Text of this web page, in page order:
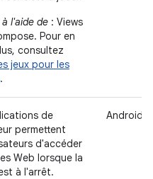
l'aide de : Views
Pour en
consultez
jeux pour les
.
de
permettent
d'accéder
Web lorsque la
à l'arrêt.
Android